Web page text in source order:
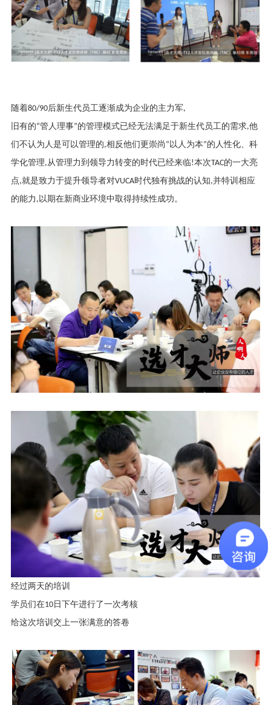
随着80/90后新生代员工逐渐成为企业的主力军,
旧有的“管人理事”的管理模式已经无法满足于新生代员工的需求,他
们不认为人是可以管理的,相反他们更崇尚 “以人为本”的人性化、科
学化管理,从管理力到领导力转变的时代已经来临!本次TAC的一大亮
点,就是致力于提升领导者对VUCA时代独有挑战的认知 ,并特训相应
的能力 ,以期在新商业环境中取得持续性成功。
经过两天的培训
学员们在10日下午进行了一次考核
给这次培训交上一张满意的答卷